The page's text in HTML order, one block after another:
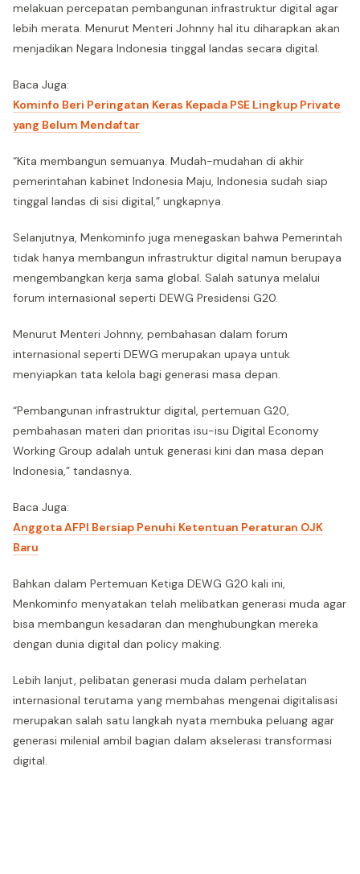
melakuan percepatan pembangunan infrastruktur digital agar
lebih merata. Menurut Menteri Johnny hal itu diharapkan akan
menjadikan Negara Indonesia tinggal landas secara digital.
Baca Juga:
Kominfo Beri Peringatan Keras Kepada PSE Lingkup Private
yang Belum Mendaftar
“Kita membangun semuanya. Mudah-mudahan di akhir
pemerintahan kabinet Indonesia Maju, Indonesia sudah siap
tinggal landas di sisi digital,” ungkapnya.
Selanjutnya, Menkominfo juga menegaskan bahwa Pemerintah
tidak hanya membangun infrastruktur digital namun berupaya
mengembangkan kerja sama global. Salah satunya melalui
forum internasional seperti DEWG Presidensi G20.
Menurut Menteri Johnny, pembahasan dalam forum
internasional seperti DEWG merupakan upaya untuk
menyiapkan tata kelola bagi generasi masa depan.
“Pembangunan infrastruktur digital, pertemuan G20,
pembahasan materi dan prioritas isu-isu Digital Economy
Working Group adalah untuk generasi kini dan masa depan
Indonesia,” tandasnya.
Baca Juga:
Anggota AFPI Bersiap Penuhi Ketentuan Peraturan OJK
Baru
Bahkan dalam Pertemuan Ketiga DEWG G20 kali ini,
Menkominfo menyatakan telah melibatkan generasi muda agar
bisa membangun kesadaran dan menghubungkan mereka
dengan dunia digital dan policy making.
Lebih lanjut, pelibatan generasi muda dalam perhelatan
internasional terutama yang membahas mengenai digitalisasi
merupakan salah satu langkah nyata membuka peluang agar
generasi milenial ambil bagian dalam akselerasi transformasi
digital.